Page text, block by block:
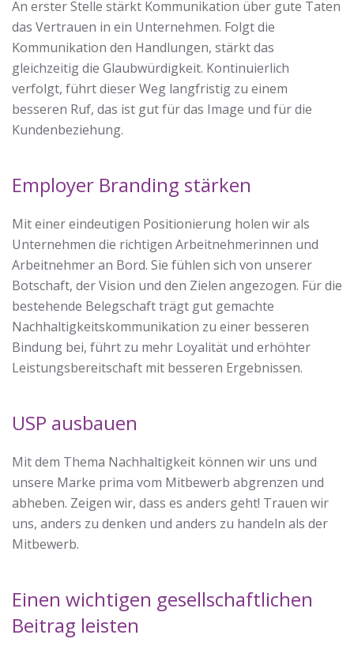
An erster Stelle stärkt Kommunikation über gute Taten
das Vertrauen in ein Unternehmen. Folgt die
Kommunikation den Handlungen, stärkt das
gleichzeitig die Glaubwürdigkeit. Kontinuierlich
verfolgt, führt dieser Weg langfristig zu einem
besseren Ruf, das ist gut für das Image und für die
Kundenbeziehung.
Employer Branding stärken
Mit einer eindeutigen Positionierung holen wir als
Unternehmen die richtigen Arbeitnehmerinnen und
Arbeitnehmer an Bord. Sie fühlen sich von unserer
Botschaft, der Vision und den Zielen angezogen. Für die
bestehende Belegschaft trägt gut gemachte
Nachhaltigkeitskommunikation zu einer besseren
Bindung bei, führt zu mehr Loyalität und erhöhter
Leistungsbereitschaft mit besseren Ergebnissen.
USP ausbauen
Mit dem Thema Nachhaltigkeit können wir uns und
unsere Marke prima vom Mitbewerb abgrenzen und
abheben. Zeigen wir, dass es anders geht! Trauen wir
uns, anders zu denken und anders zu handeln als der
Mitbewerb.
Einen wichtigen gesellschaftlichen
Beitrag leisten